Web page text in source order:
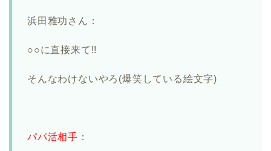
浜田雅功さん：
○○に直接来て!!
そんなわけないやろ(爆笑している絵文字)
パパ活相手 ：